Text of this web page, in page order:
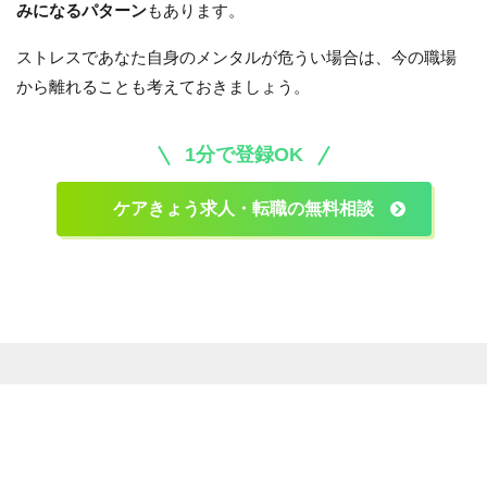
みになるパターンもあります。
ストレスであなた自身のメンタルが危うい場合は、今の職場
から離れることも考えておきましょう。
1分で登録OK
ケアきょう求人・転職の無料相談